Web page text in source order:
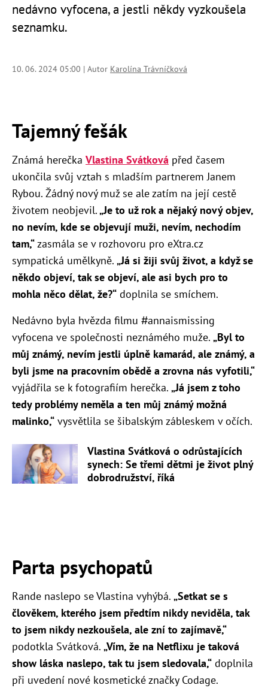
nedávno vyfocena, a jestli někdy vyzkoušela
seznamku.
10. 06. 2024 05:00 | Autor Karolína Trávníčková
Tajemný fešák
Známá herečka Vlastina Svátková před časem
ukončila svůj vztah s mladším partnerem Janem
Rybou. Žádný nový muž se ale zatím na její cestě
životem neobjevil.„Je to už rok a nějaký nový objev,
no nevím, kde se objevují muži, nevím, nechodím
tam,“zasmála se v rozhovoru pro eXtra.cz
sympatická umělkyně. „Já si žiji svůj život, a když se
někdo objeví, tak se objeví, ale asi bych pro to
mohla něco dělat, že?“ doplnila se smíchem.
Nedávno byla hvězda filmu #annaismissing
vyfocena ve společnosti neznámého muže. „Byl to
můj známý, nevím jestli úplně kamarád, ale známý, a
byli jsme na pracovním obědě a zrovna nás vyfotili,“
vyjádřila se k fotografiím herečka. „Já jsem z toho
tedy problémy neměla a ten můj známý možná
malinko,“ vysvětlila se šibalským zábleskem v očích.
Vlastina Svátková o odrůstajících
synech: Se třemi dětmi je život plný
dobrodružství, říká
Parta psychopatů
Rande naslepo se Vlastina vyhýbá. „Setkat se s
člověkem, kterého jsem předtím nikdy neviděla, tak
to jsem nikdy nezkoušela, ale zní to zajímavě,“
podotkla Svátková. „Vím, že na Netflixu je taková
show láska naslepo, tak tu jsem sledovala,“ doplnila
při uvedení nové kosmetické značky Codage.